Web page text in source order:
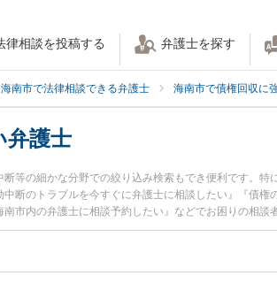
律相談を投稿する 弁護士を探す
海南市で法律相談できる弁護士 海南市で債権回収に
弁護士
等の細かな分野での絞り込み検索もでき便利です。
断のトラブルを今すぐに弁護士に相談したい』『債
市内の弁護士に相談予約したい』などでお困りの相談